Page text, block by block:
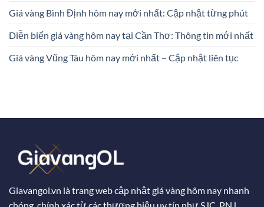
Giá vàng Bình Định hôm nay mới nhất: Cập nhật từng phút
Diễn biến giá vàng hôm nay tại Cần Thơ: Thông tin mới nhất
Giá vàng Vũng Tàu hôm nay mới nhất – Cập nhật liên tục
Giavangol.vn là trang web cập nhật giá vàng hôm nay nhanh
chóng, chính xác từ các thương hiệu uy tín như SJC, PNJ,